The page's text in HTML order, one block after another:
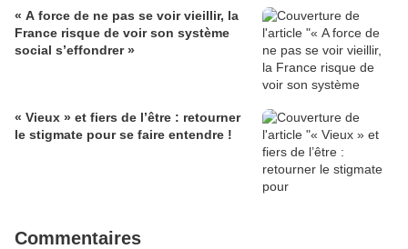
« A force de ne pas se voir vieillir, la
France risque de voir son système
social s’effondrer »
« Vieux » et fiers de l’être : retourner
le stigmate pour se faire entendre !
Commentaires